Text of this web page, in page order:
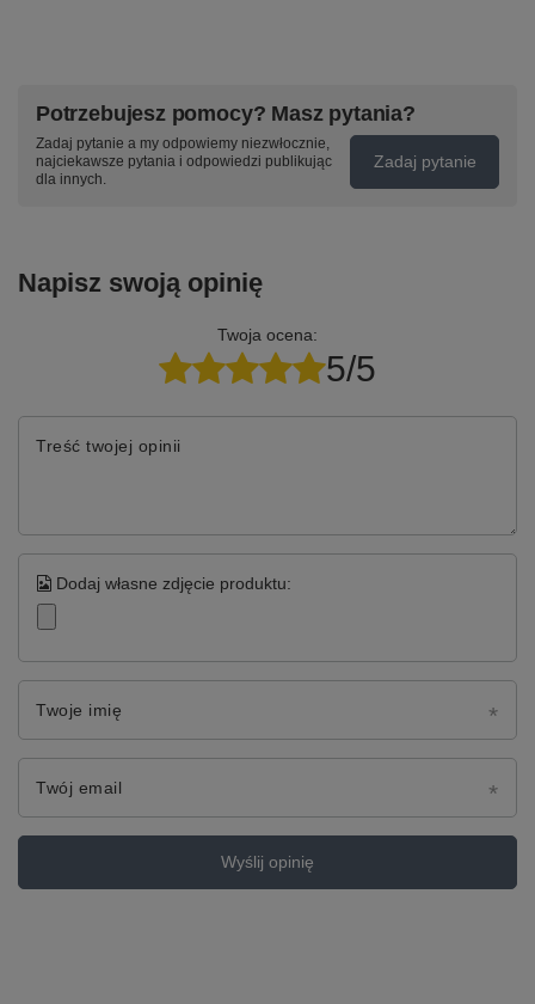
Potrzebujesz pomocy? Masz pytania?
Zadaj pytanie a my odpowiemy niezwłocznie,
najciekawsze pytania i odpowiedzi publikując
dla innych.
Zadaj pytanie
Napisz swoją opinię
Twoja ocena:
5/5
Treść twojej opinii
Dodaj własne zdjęcie produktu:
Twoje imię
Twój email
Wyślij opinię